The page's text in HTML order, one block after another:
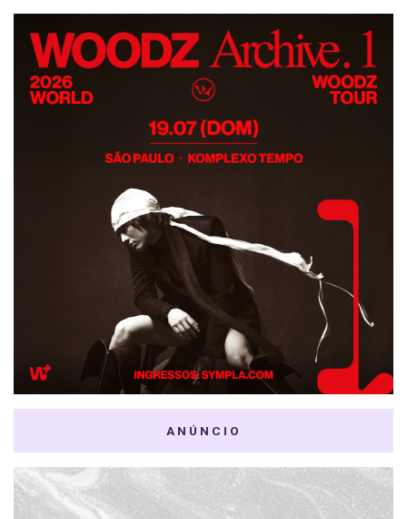
ANÚNCIO